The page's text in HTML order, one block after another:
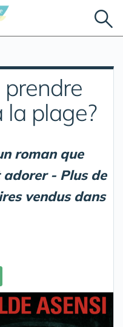
la plage?
roman que
- Plus de
vendus dans